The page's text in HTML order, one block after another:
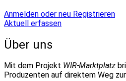
Anmelden oder neu Registrieren
Aktuell erfassen
Über uns
Mit dem Projekt WIR-Marktplatz
Produzenten auf direktem Weg